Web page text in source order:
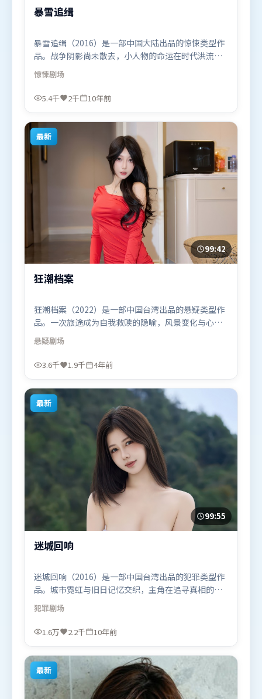
暴雪追缉
暴雪追缉（2016）是一部中国大陆出品的惊悚类型作
品。战争阴影尚未散去，小人物的命运在时代洪流里
被轻轻托起又放下。类型元素被重新组合，既致敬经
典也尝试突破套路。由阿彼尔邦执导，胡歌、周迅、
梁朝伟，古天乐等联袂出演。影片于2016年2月6日
材的观众观看。
惊悚剧场
5.4千 2千 10年前
最新
99:42
狂潮档案
狂潮档案（2022）是一部中国台湾出品的悬疑类型作
品。一次旅途成为自我救赎的隐喻，风景变化与心境
转折彼此呼应。人物关系网复杂却不凌乱，每场对手
戏都推动信息增量。由林超贤执导，黄渤、河正宇、
秦海璐，易烊千玺、王景春、周迅等联袂出演。影片
线，适合喜欢悬疑题材的观众观看。
悬疑剧场
3.6千 1.9千 4年前
最新
99:55
迷城回响
迷城回响（2016）是一部中国台湾出品的犯罪类型作
品。城市霓虹与旧日记忆交织，主角在追寻真相的路
上不断付出代价。叙事线索多线并进，最终在关键节
点收束。由洪常秀执导，黄渤、堺雅人、汤姆·哈
迪，提莫西·查拉米等联袂出演。影片于2016年3月9
题材的观众观看。
犯罪剧场
1.6万 2.2千 10年前
最新